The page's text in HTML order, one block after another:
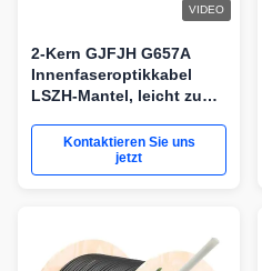
VIDEO
2-Kern GJFJH G657A
Innenfaseroptikkabel
LSZH-Mantel, leicht zu
Gebäudeverkabelung
und FTTH-Netzwerke
Kontaktieren Sie uns
jetzt